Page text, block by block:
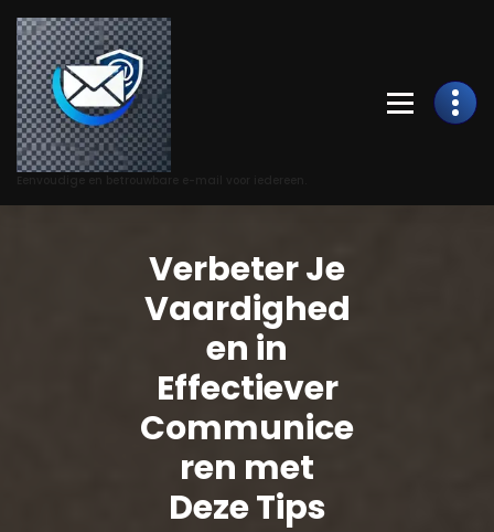
Skip
to
Content
Verbeter Je
Vaardighed
en in
Effectiever
Communice
ren met
Deze Tips